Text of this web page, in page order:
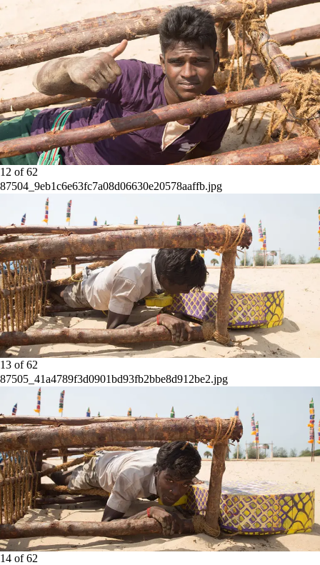
12 of62
87504_9eb1c6e63fc7a08d06630e20578aaffb.jpg
13 of62
87505_41a4789f3d0901bd93fb2bbe8d912be2.jpg
14 of62